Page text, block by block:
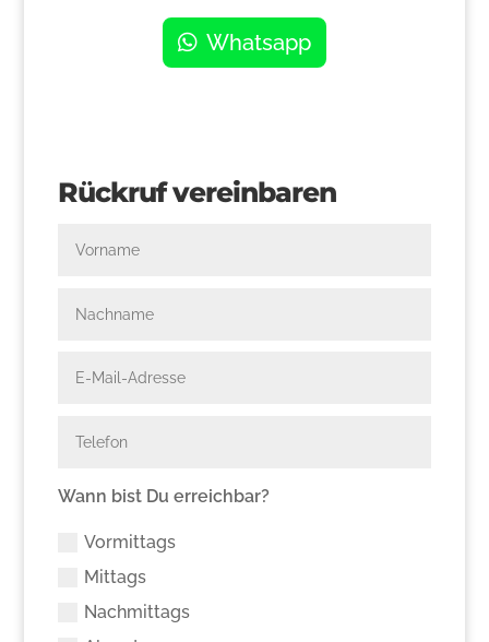
Whatsapp
Rückruf vereinbaren
Wann bist Du erreichbar?
Vormittags
Mittags
Nachmittags